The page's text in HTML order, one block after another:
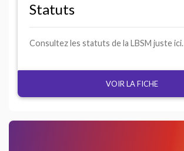
Statuts
Consultez les statuts de la LBSM juste ici.
VOIR LA FICHE